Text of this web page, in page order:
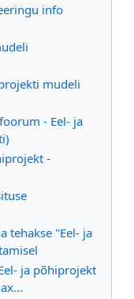
info
mudeli
- Eel- ja
-
tehakse "Eel- ja
ja põhiprojekt